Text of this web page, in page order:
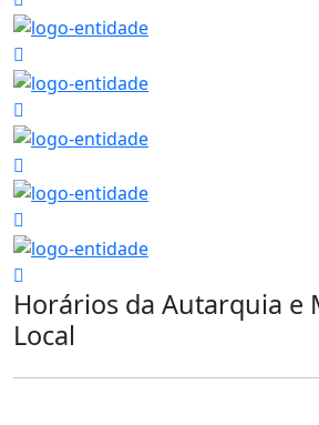
Horários da Autarquia e
Local